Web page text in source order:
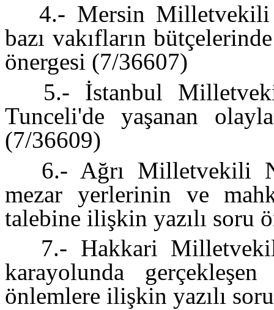
4.- Mersin Milletvekili
bazı vakıfların
önergesi (7/36607)
5.- İstanbul
Tunceli'de yaşanan
(7/36609)
6.- Ağrı Milletvekili
mezar yerlerinin ve
talebine ilişkin yazılı soru
7.- Hakkari
karayolunda
önlemlere ilişkin yazılı